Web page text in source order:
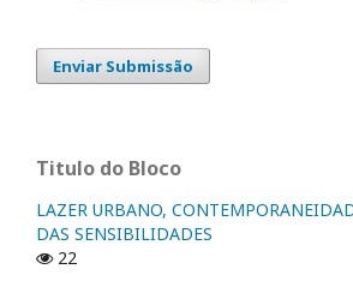
Enviar Submissão
Titulo do Bloco
LAZER URBANO,
DAS SENSIBILIDADES
22